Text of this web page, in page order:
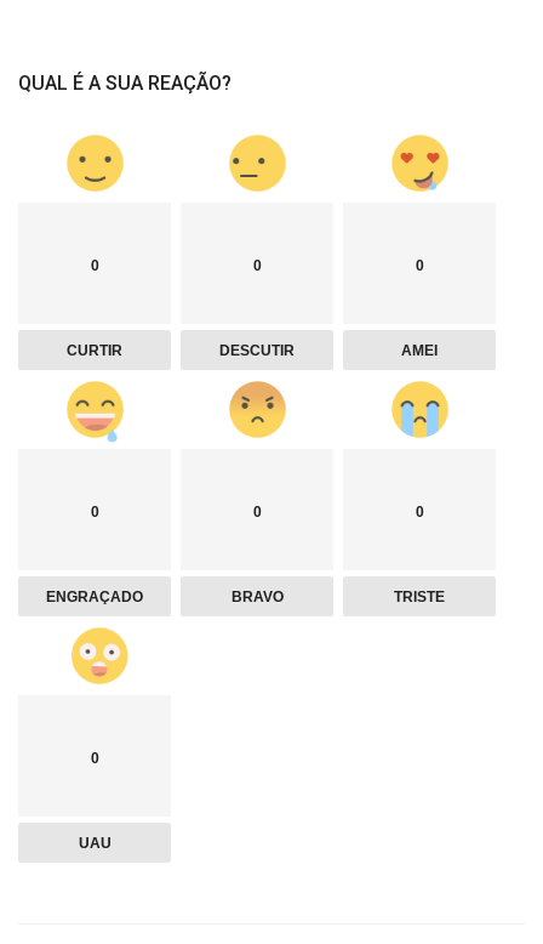
QUAL É A SUA REAÇÃO?
0
CURTIR
0
DESCUTIR
0
AMEI
0
ENGRAÇADO
0
BRAVO
0
TRISTE
0
UAU